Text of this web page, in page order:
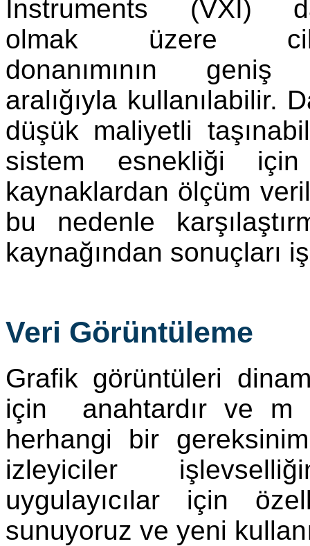
Instruments (VXI)
olmak üzere
donanımının
aralığıyla kullanılabilir.
düşük maliyetli
sistem esnekliği
kaynaklardan ölçüm
bu nedenle
kaynağından sonuçları
Veri Görüntüleme
Grafik görüntüleri
için anahtardır ve
herhangi bir
izleyiciler
uygulayıcılar için
sunuyoruz ve yeni